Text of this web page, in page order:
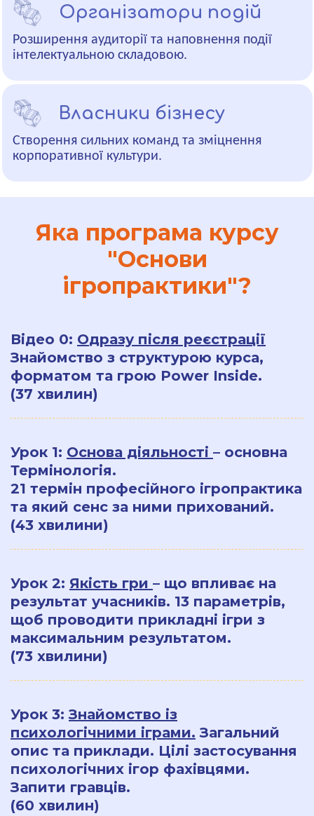
Організатори подій
Розширення аудиторії та наповнення події
інтелектуальною складовою.
Власники бізнесу
Створення сильних команд та зміцнення
корпоративної культури.
Яка програма курсу
"Основи
ігропрактики"?
Відео 0: Одразу після реєстрації
Знайомство з структурою курса,
форматом та грою Power Inside.
(37 хвилин)
Урок 1: Основа діяльності – основна
Термінологія.
21 термін професійного ігропрактика
та який сенс за ними прихований.
(43 хвилини)
Урок 2: Якість гри – що впливає на
результат учасників. 13 параметрів,
щоб проводити прикладні ігри з
максимальним результатом.
(73 хвилини)
Урок 3:Знайомство із
психологічними іграми. Загальний
опис та приклади. Цілі застосування
психологічних ігор фахівцями.
Запити гравців.
(60 хвилин)